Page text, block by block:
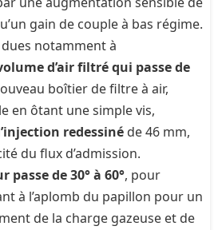
gain de couple à bas régime.
notamment à
d’air filtré qui passe de
boîtier de filtre à air,
en ôtant une simple vis,
redessiné de 46 mm,
du flux d’admission.
passe de 30° à 60°, pour
à l’aplomb du papillon pour un
de la charge gazeuse et de